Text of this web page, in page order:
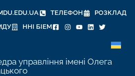
ТЕЛЕФОН
РОЗКЛАД
ННІ БІЕМ
управління імені Олега